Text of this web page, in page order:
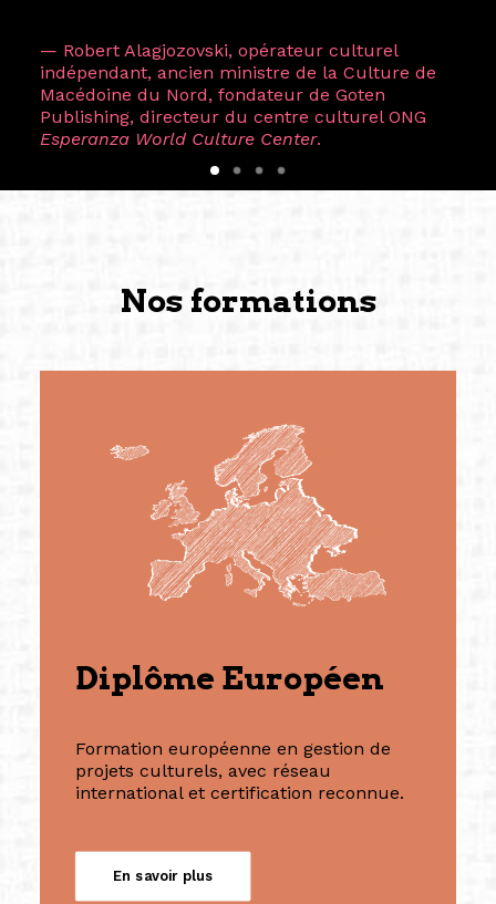
— Robert Alagjozovski, opérateur culturel
indépendant, ancien ministre de la Culture de
Macédoine du Nord, fondateur de Goten
Publishing, directeur du centre culturel ONG
Esperanza World Culture Center.
Nos formations
Diplôme Européen
Formation européenne en gestion de
projets culturels, avec réseau
international et certification reconnue.
En savoir plus